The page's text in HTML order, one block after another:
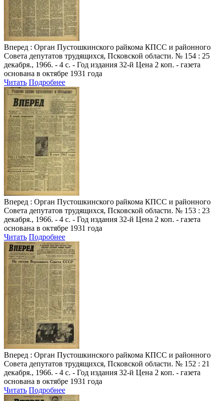
Вперед : Орган Пустошкинского райкома КПСС и районного
Совета депутатов трудящихся, Псковской области. № 154 : 25
декабря., 1966. - 4 с. - Год издания 32-й Цена 2 коп. - газета
основана в октябре 1931 года
Читать Подробнее
Вперед : Орган Пустошкинского райкома КПСС и районного
Совета депутатов трудящихся, Псковской области. № 153 : 23
декабря., 1966. - 4 с. - Год издания 32-й Цена 2 коп. - газета
основана в октябре 1931 года
Читать Подробнее
Вперед : Орган Пустошкинского райкома КПСС и районного
Совета депутатов трудящихся, Псковской области. № 152 : 21
декабря., 1966. - 4 с. - Год издания 32-й Цена 2 коп. - газета
основана в октябре 1931 года
Читать Подробнее